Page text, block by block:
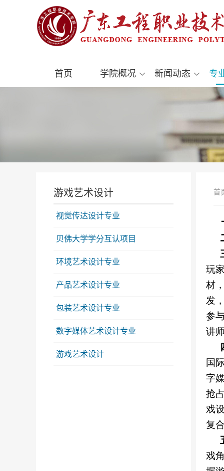
首页 学院概况 新闻动态 专
游戏艺术设计
视觉传达设计专业
贝佛大学学分互认项目
环境艺术设计专业
产品艺术设计专业
包装艺术设计专业
数字媒体艺术设计专业
游戏艺术设计
首
玩
材
发
参
讲
国
字
抢
戏
复
戏